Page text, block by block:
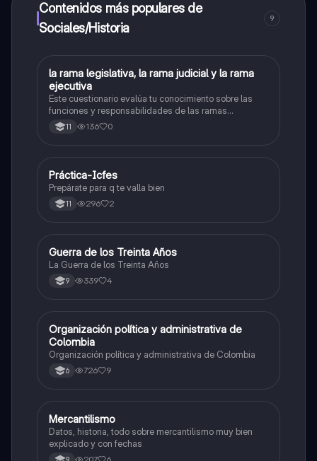
Contenidos más populares de
Sociales/Historia
9
LSociales/Historia
la rama legislativa, la rama judicial y la rama
ejecutiva
Este cuestionario evalúa tu conocimiento sobre las
funciones y responsabilidades de las ramas
legislativa, judicial y ejecutiva.
11 136 0
Sociales/Historia
Práctica-Icfes
Prepárate para q te valla bien
11 296 2
Sociales/Historia
Guerra de los Treinta Años
La Guerra de los Treinta Años
9 339 4
Sociales/Historia
Organización política y administrativa de
Colombia
Organización política y administrativa de Colombia
6 726 9
Sociales/Historia
Mercantilismo
Datos, historia, todo sobre mercantilismo muy bien
explicado y con fechas